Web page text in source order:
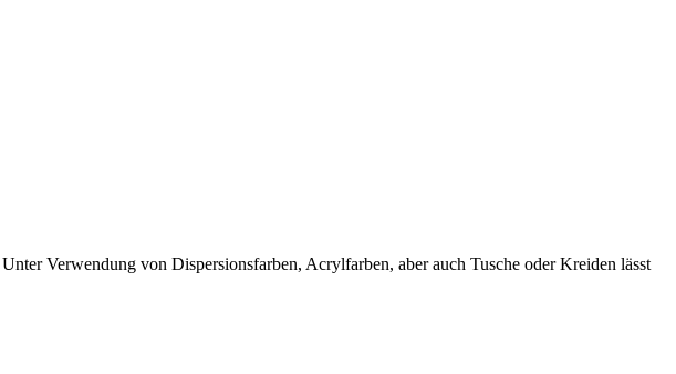
Verwendung von Dispersionsfarben, Acrylfarben, aber auch Tusche oder Kreiden lässt